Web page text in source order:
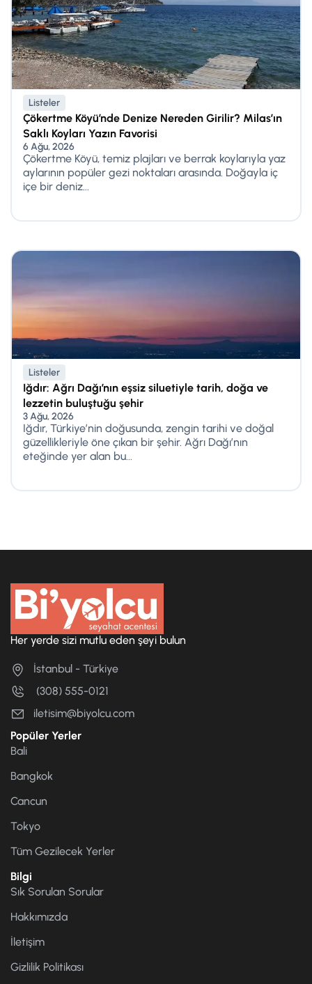
Listeler
Çökertme Köyü’nde Denize Nereden Girilir? Milas’ın
Saklı Koyları Yazın Favorisi
6 Ağu, 2026
Çökertme Köyü, temiz plajları ve berrak koylarıyla yaz
aylarının popüler gezi noktaları arasında. Doğayla iç
içe bir deniz...
Listeler
Iğdır: Ağrı Dağı’nın eşsiz siluetiyle tarih, doğa ve
lezzetin buluştuğu şehir
3 Ağu, 2026
Iğdır, Türkiye’nin doğusunda, zengin tarihi ve doğal
güzellikleriyle öne çıkan bir şehir. Ağrı Dağı’nın
eteğinde yer alan bu...
Her yerde sizi mutlu eden şeyi bulun
İstanbul - Türkiye
(308) 555-0121
iletisim@biyolcu.com
Popüler Yerler
Bali
Bangkok
Cancun
Tokyo
Tüm Gezilecek Yerler
Bilgi
Sık Sorulan Sorular
Hakkımızda
İletişim
Gizlilik Politikası